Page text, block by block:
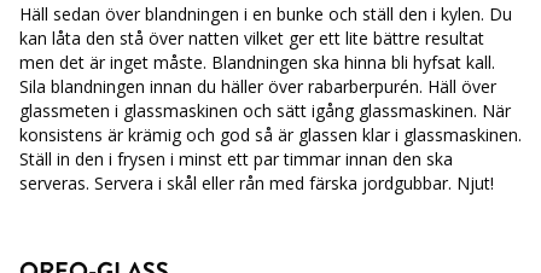
Häll sedan över blandningen i en bunke och ställ den i kylen. Du
kan låta den stå över natten vilket ger ett lite bättre resultat
men det är inget måste. Blandningen ska hinna bli hyfsat kall.
Sila blandningen innan du häller över rabarberpurén. Häll över
glassmeten i glassmaskinen och sätt igång glassmaskinen. När
konsistens är krämig och god så är glassen klar i glassmaskinen.
Ställ in den i frysen i minst ett par timmar innan den ska
serveras. Servera i skål eller rån med färska jordgubbar. Njut!